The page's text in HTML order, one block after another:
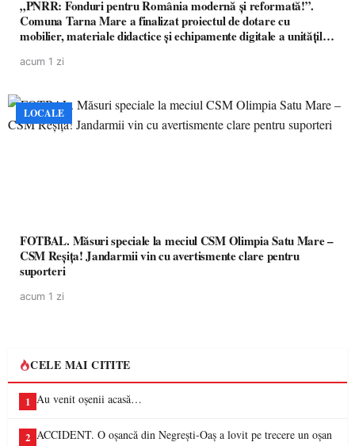
„PNRR: Fonduri pentru România modernă și reformată!”.
Comuna Tarna Mare a finalizat proiectul de dotare cu
mobilier, materiale didactice și echipamente digitale a unităților
acum 1 zi
LOCALE
FOTBAL. Măsuri speciale la meciul CSM Olimpia Satu Mare –
CSM Reșița! Jandarmii vin cu avertismente clare pentru
suporteri
acum 1 zi
CELE MAI CITITE
1 Au venit oșenii acasă…
2 ACCIDENT. O oșancă din Negrești-Oaș a lovit pe trecere un oșan